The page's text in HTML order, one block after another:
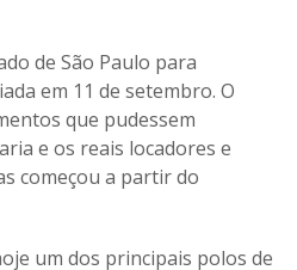
de São Paulo para
em 11 de setembro. O
que pudessem
e os reais locadores e
começou a partir do
um dos principais polos de